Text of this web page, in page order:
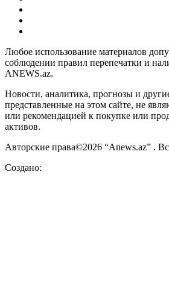
Любое использование материалов
соблюдении правил перепечатки и
ANEWS.az.
Новости, аналитика, прогнозы и
представленные на этом сайте, не
или рекомендацией к покупке или
активов.
Авторские права©2026 “Anews.az” .
Создано: